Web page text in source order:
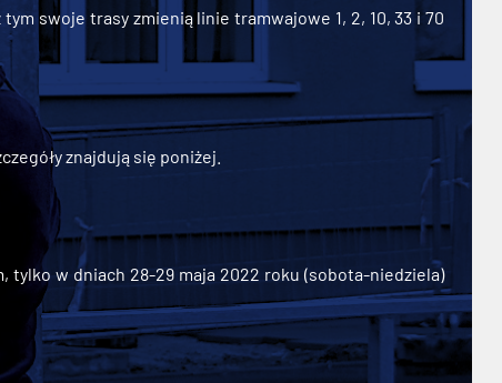
swoje trasy zmienią linie tramwajowe 1, 2, 10, 33 i 70
znajdują się poniżej.
tylko w dniach 28-29 maja 2022 roku (sobota-niedziela)